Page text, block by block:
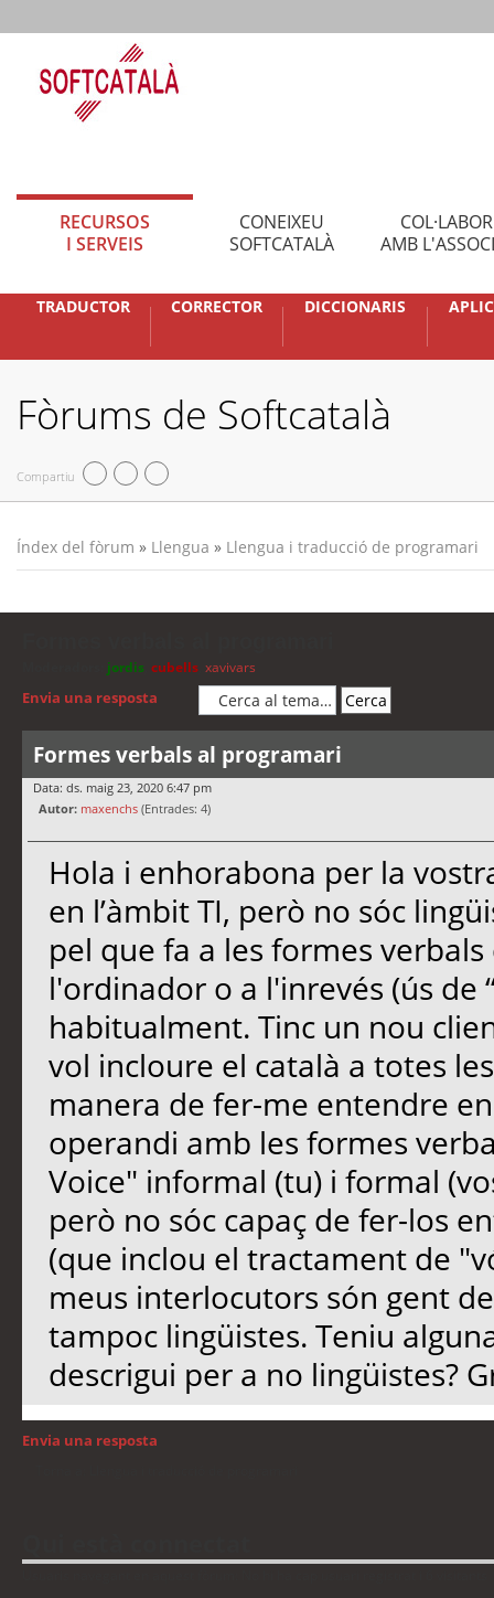
RECURSOS
I SERVEIS
CONEIXEU
SOFTCATALÀ
AMB
TRADUCTOR CORRECTOR DICCIONARIS
Fòrums de Softcatalà
Compartiu
Índex del fòrum » Llengua » Llengua i traducció de programari
jordis cubells xavivars
Envia una resposta
Formes verbals al programari
Data: ds. maig 23, 2020 6:47 pm
Autor: maxenchs (Entrades: 4)
Hola i enhorabona per la
en l’àmbit TI, però no sóc
pel que fa a les formes
l'ordinador o a l'inrevés (ús de
habitualment. Tinc un nou
vol incloure el català a totes
manera de fer-me entendre
operandi amb les formes
Voice" informal (tu) i formal
però no sóc capaç de fer-los
(que inclou el tractament de
meus interlocutors són gent
tampoc lingüistes. Teniu
descrigui per a no lingüistes?
Envia una resposta